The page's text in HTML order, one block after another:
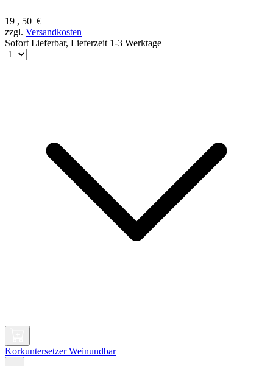
19 , 50 €
zzgl. Versandkosten
Sofort Lieferbar, Lieferzeit 1-3 Werktage
Korkuntersetzer Weinundbar